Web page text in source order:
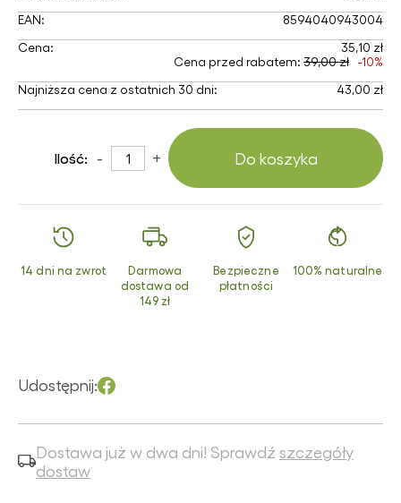
EAN:
8594040943004
Cena:
35,10 zł
Cena przed rabatem: 39,00 zł -10%
Najniższa cena z ostatnich 30 dni:
43,00 zł
Ilość: - + Do koszyka
14 dni na zwrot
Darmowa
dostawa od
149 zł
Bezpieczne
płatności
100% naturalne
Udostępnij:
Dostawa już w dwa dni! Sprawdź szczegóły
dostaw